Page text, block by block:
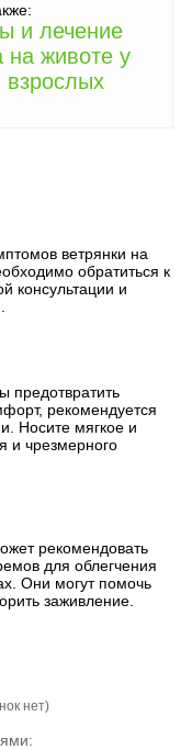
и лечение
на животе у
взрослых
ветрянки на
обратиться к
консультации и
предотвратить
рекомендуется
Носите мягкое и
и чрезмерного
рекомендовать
для облегчения
Они могут помочь
заживление.
нет)